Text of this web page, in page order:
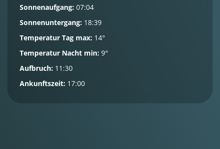
Sonnenaufgang: 07:04
Sonnenuntergang: 18:39
Temperatur Tag max: 14°
Temperatur Nacht min: 9°
Aufbruch: 11:30
Ankunftszeit: 17:00